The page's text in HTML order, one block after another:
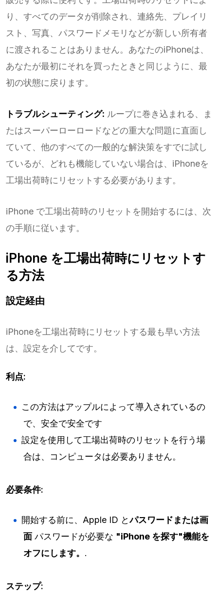
り、すべてのデータが削除され、連絡先、プレイリ
スト、写真、パスワードメモリなどが新しい所有者
に渡されることはありません。あなたのiPhoneは、
あなたが最初にそれを買ったときと同じように、最
初の状態に戻ります。
トラブルシューティング: ループに巻き込まれる、ま
たはスーパーローロードなどの重大な問題に直面し
ていて、他のすべての一般的な解決策をすでに試し
ているが、どれも機能していない場合は、iPhoneを
工場出荷時にリセットする必要があります。
iPhone で工場出荷時のリセットを開始するには、次
の手順に従います。
iPhone を工場出荷時にリセットす
る方法
設定経由
iPhoneを工場出荷時にリセットする最も早い方法
は、設定を介してです。
利点:
この方法はアップルによって導入されているの
で、安全で安全です
設定を使用して工場出荷時のリセットを行う場
合は、コンピュータは必要ありません。
必要条件:
開始する前に、Apple ID とパスワードまたは画
面 パスワードが必要な "iPhone を探す"機能を
オフにします。 .
ステップ: